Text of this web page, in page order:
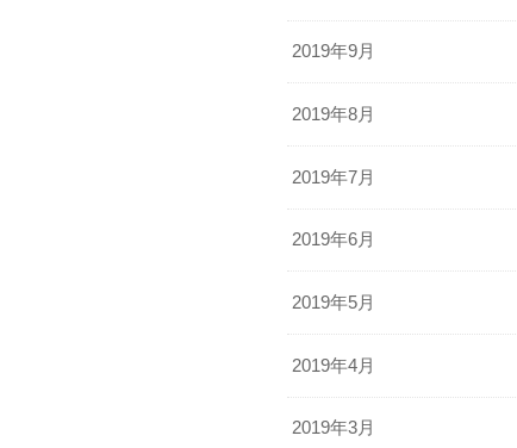
2019年9月
2019年8月
2019年7月
2019年6月
2019年5月
2019年4月
2019年3月